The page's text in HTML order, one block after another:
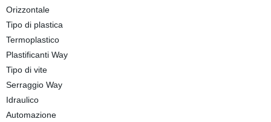
Orizzontale
Tipo di plastica
Termoplastico
Plastificanti Way
Tipo di vite
Serraggio Way
Idraulico
Automazione